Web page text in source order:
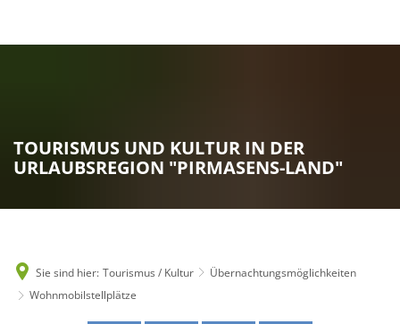
TOURISMUS UND KULTUR IN DER
URLAUBSREGION "PIRMASENS-LAND"
Sie sind hier: Tourismus / Kultur
Übernachtungsmöglichkeiten
Wohnmobilstellplätze